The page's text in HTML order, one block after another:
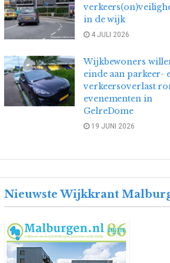
in de wijk
4 JULI 2026
Wijkbewoners
einde aan parkeer-
verkeersoverlast
evenementen in
GelreDome
19 JUNI 2026
Nieuwste Wijkkrant